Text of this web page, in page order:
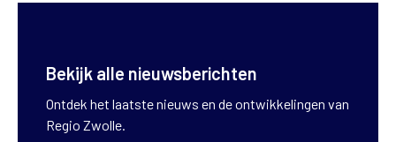
Bekijk alle nieuwsberichten
Ontdek het laatste nieuws en de ontwikkelingen van
Regio Zwolle.